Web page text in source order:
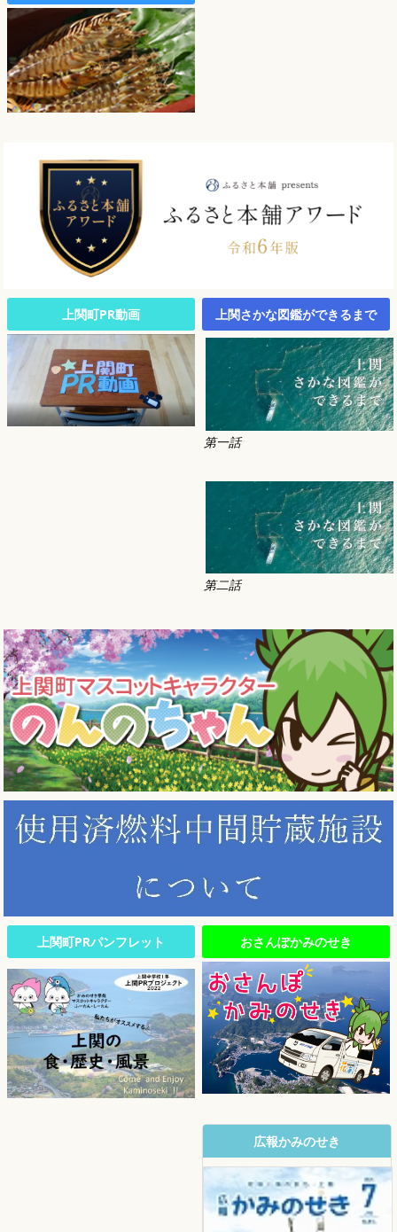
上関町PR動画 上関さかな図鑑ができるまで
第一話
第二話
上関町PRパンフレット おさんぽかみのせき
広報かみのせき